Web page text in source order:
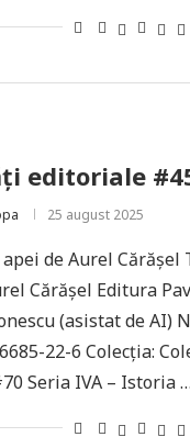
editoriale
25 august 2025
de Aurel Cărășel
Cărășel Editura
(asistat de AI)
22-6 Colecţia:
Seria IVA – Istoria …